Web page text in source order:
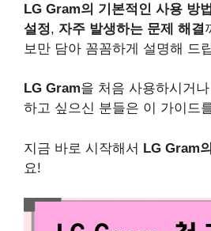
LG Gram의 기본적인 사용 방법
설정, 자주 발생하는 문제 해결
보만 담아 꼼꼼하게 설명해 드
LG Gram을 처음 사용하시거나
하고 싶으신 분들은 이 가이드
지금 바로 시작해서 LG Gram
요!